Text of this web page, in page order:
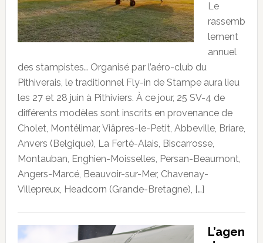
Le
rassemb
lement
annuel
des stampistes… Organisé par l’aéro-club du
Pithiverais, le traditionnel Fly-in de Stampe aura lieu
les 27 et 28 juin à Pithiviers. À ce jour, 25 SV-4 de
différents modèles sont inscrits en provenance de
Cholet, Montélimar, Viâpres-le-Petit, Abbeville, Briare,
Anvers (Belgique), La Ferté-Alais, Biscarrosse,
Montauban, Enghien-Moisselles, Persan-Beaumont,
Angers-Marcé, Beauvoir-sur-Mer, Chavenay-
Villepreux, Headcorn (Grande-Bretagne), […]
L’agen